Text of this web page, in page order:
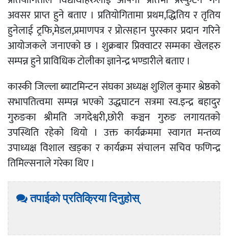
अवसर प्राप्त हुने बताए । प्रतियोगितामा प्रथम,द्धितिय र तृतिय
हुनेलाई ट्रफि,मेडल,प्रमाणपत्र र प्रोत्सहान पुरस्कार प्रदान गरिने
आयोजकले जनाएको छ । शुक्रबार प्रिक्वाटर सम्मका खेलहरु
सम्पन्न हुने प्राविधिक टोलीका ज्ञानेन्द्र भण्डारीले बताए ।
कास्की जिल्ला ब्याटमिन्टन संघका अध्यक्ष शुशिल कुमार श्रेष्ठको
सभापतित्वमा सम्पन्न भएको उद्धघाटन सत्रमा स्व.इन्द्र बहादुर
गुरुङका श्रीमति जगदेश्वरी,छोरी कञ्चन गुरुङ लगायतको
उपस्थिति रहेको थियो । उक्त कार्यक्रममा स्वागत मन्तव्य
उपाध्यक्ष विशाल खड्का र कार्यक्रम संचालन सचिव फणिन्द्र
तिमिल्सनाले गरेका थिए ।
तपाईको प्रतिक्रिया दिनुहोस्